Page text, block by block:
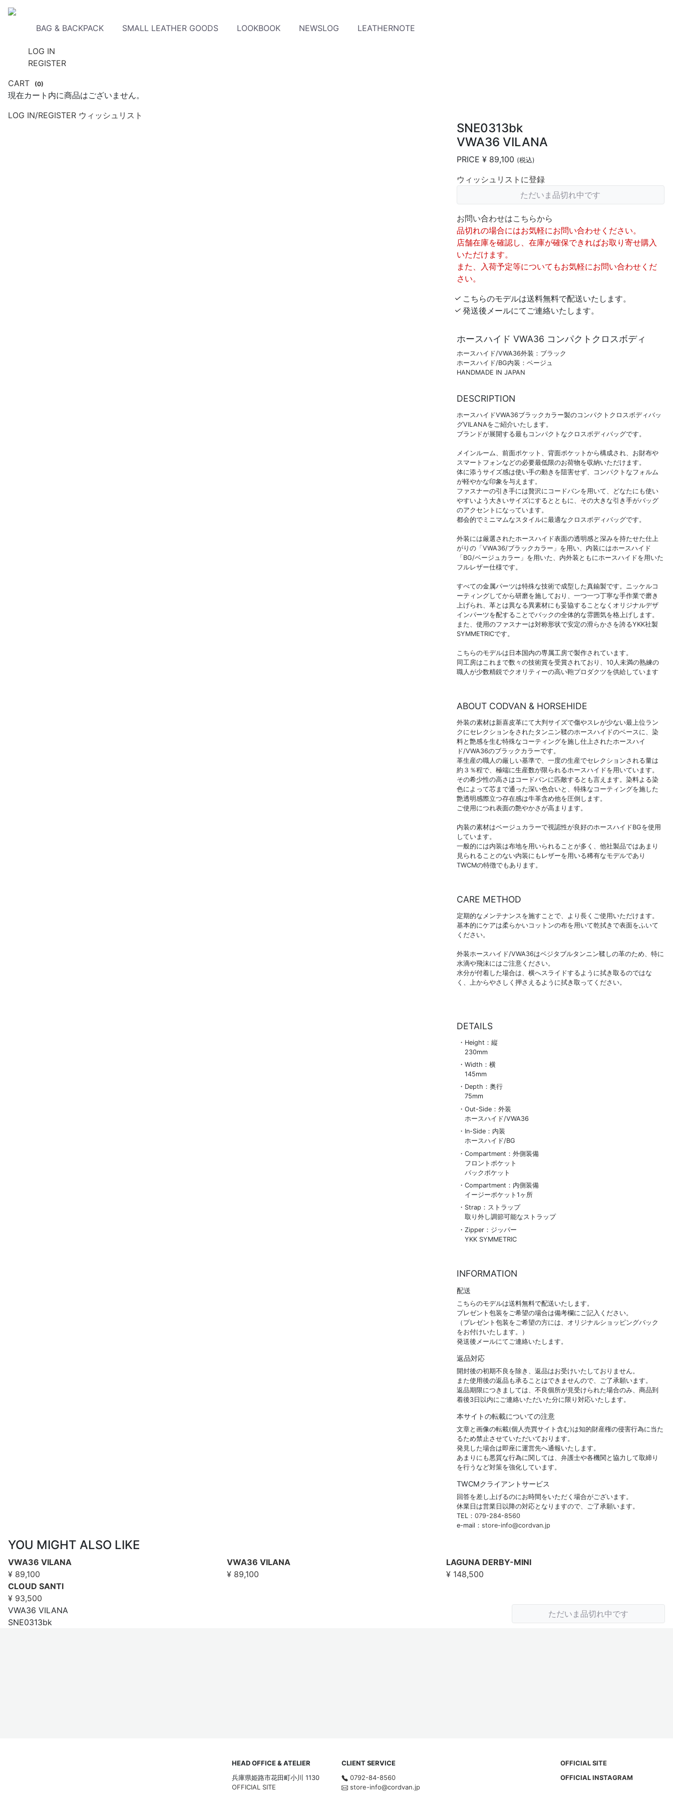
BAG & BACKPACK SMALL LEATHER GOODS LOOKBOOK NEWSLOG LEATHERNOTE
LOG IN
REGISTER
CART
(0)
現在カート内に商品はございません。
LOG IN/REGISTER ウィッシュリスト
SNE0313bk
VWA36 VILANA
PRICE ¥ 89,100 (税込)
ウィッシュリストに登録
ただいま品切れ中です
お問い合わせはこちらから
品切れの場合にはお気軽にお問い合わせください。
店舗在庫を確認し、在庫が確保できればお取り寄せ購入
いただけます。
また、入荷予定等についてもお気軽にお問い合わせくだ
さい。
こちらのモデルは送料無料で配送いたします。
発送後メールにてご連絡いたします。
ホースハイド VWA36 コンパクトクロスボディ
ホースハイド/VWA36外装：ブラック
ホースハイド/BG内装：ベージュ
HANDMADE IN JAPAN
DESCRIPTION
ホースハイドVWA36ブラックカラー製のコンパクトクロスボディバッ
グVILANAをご紹介いたします。
ブランドが展開する最もコンパクトなクロスボディバッグです。
メインルーム、前面ポケット、背面ポケットから構成され、お財布や
スマートフォンなどの必要最低限のお荷物を収納いただけます。
体に添うサイズ感は使い手の動きを阻害せず、コンパクトなフォルム
が軽やかな印象を与えます。
ファスナーの引き手には贅沢にコードバンを用いて、どなたにも使い
やすいよう大きいサイズにするとともに、その大きな引き手がバッグ
のアクセントになっています。
都会的でミニマムなスタイルに最適なクロスボディバッグです。
外装には厳選されたホースハイド表面の透明感と深みを持たせた仕上
がりの「VWA36/ブラックカラー」を用い、内装にはホースハイド
「BG/ベージュカラー」を用いた、内外装ともにホースハイドを用いた
フルレザー仕様です。
すべての金属パーツは特殊な技術で成型した真鍮製です。ニッケルコ
ーティングしてから研磨を施しており、一つ一つ丁寧な手作業で磨き
上げられ、革とは異なる異素材にも妥協することなくオリジナルデザ
インパーツを配することでバックの全体的な雰囲気を格上げします。
また、使用のファスナーは対称形状で安定の滑らかさを誇るYKK社製
SYMMETRICです。
こちらのモデルは日本国内の専属工房で製作されています。
同工房はこれまで数々の技術賞を受賞されており、10人未満の熟練の
職人が少数精鋭でクオリティーの高い鞄プロダクツを供給しています
ABOUT CODVAN & HORSEHIDE
外装の素材は新喜皮革にて大判サイズで傷やスレが少ない最上位ラン
クにセレクションをされたタンニン鞣のホースハイドのベースに、染
料と艶感を生む特殊なコーティングを施し仕上されたホースハイ
ド/VWA36のブラックカラーです。
革生産の職人の厳しい基準で、一度の生産でセレクションされる量は
約３％程で、極端に生産数が限られるホースハイドを用いています。
その希少性の高さはコードバンに匹敵するとも言えます。染料よる染
色によって芯まで通った深い色合いと、特殊なコーティングを施した
艶透明感際立つ存在感は牛革含め他を圧倒します。
ご使用につれ表面の艶やかさが高まります。
内装の素材はベージュカラーで視認性が良好のホースハイドBGを使用
しています。
一般的には内装は布地を用いられることが多く、他社製品ではあまり
見られることのない内装にもレザーを用いる稀有なモデルであり
TWCMの特徴でもあります。
CARE METHOD
定期的なメンテナンスを施すことで、より長くご使用いただけます。
基本的にケアは柔らかいコットンの布を用いて乾拭きで表面をふいて
ください。
外装ホースハイド/VWA36はベジタブルタンニン鞣しの革のため、特に
水滴や飛沫にはご注意ください。
水分が付着した場合は、横へスライドするように拭き取るのではな
く、上からやさしく押さえるように拭き取ってください。
DETAILS
Height：縦
230mm
Width：横
145mm
Depth：奥行
75mm
Out-Side：外装
ホースハイド/VWA36
In-Side：内装
ホースハイド/BG
Compartment：外側装備
フロントポケット
バックポケット
Compartment：内側装備
イージーポケット1ヶ所
Strap：ストラップ
取り外し調節可能なストラップ
Zipper：ジッパー
YKK SYMMETRIC
INFORMATION
配送
こちらのモデルは送料無料で配送いたします。
プレゼント包装をご希望の場合は備考欄にご記入ください。
（プレゼント包装をご希望の方には、オリジナルショッピングバック
をお付けいたします。）
発送後メールにてご連絡いたします。
返品対応
開封後の初期不良を除き、返品はお受けいたしておりません。
また使用後の返品も承ることはできませんので、ご了承願います。
返品期限につきましては、不良個所が見受けられた場合のみ、商品到
着後3日以内にご連絡いただいた分に限り対応いたします。
本サイトの転載についての注意
文章と画像の転載(個人売買サイト含む)は知的財産権の侵害行為に当た
るため禁止させていただいております。
発見した場合は即座に運営先へ通報いたします。
あまりにも悪質な行為に関しては、弁護士や各機関と協力して取締り
を行うなど対策を強化しています。
TWCMクライアントサービス
回答を差し上げるのにお時間をいただく場合がございます。
休業日は営業日以降の対応となりますので、ご了承願います。
TEL： 079-284-8560
e-mail： store-info@cordvan.jp
YOU MIGHT ALSO LIKE
VWA36 VILANA
¥ 89,100
VWA36 VILANA
¥ 89,100
LAGUNA DERBY-MINI
¥ 148,500
CLOUD SANTI
¥ 93,500
VWA36 VILANA
SNE0313bk
ただいま品切れ中です
HEAD OFFICE & ATELIER
兵庫県姫路市花田町小川 1130
OFFICIAL SITE
CLIENT SERVICE
0792-84-8560
store-info@cordvan.jp
OFFICIAL SITE
OFFICIAL INSTAGRAM